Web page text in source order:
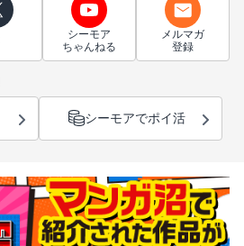
シーモア
ちゃんねる
メルマガ
登録
シーモアでポイ活